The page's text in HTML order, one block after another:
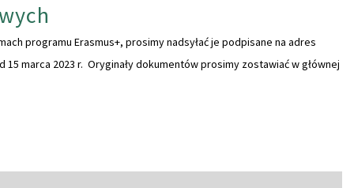
programu Erasmus+, prosimy nadsyłać je podpisane na adres
marca 2023 r. Oryginały dokumentów prosimy zostawiać w głównej